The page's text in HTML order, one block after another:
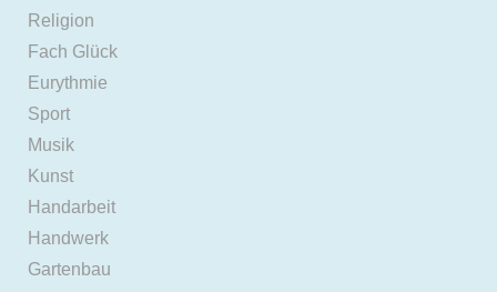
Religion
Fach Glück
Eurythmie
Sport
Musik
Kunst
Handarbeit
Handwerk
Gartenbau